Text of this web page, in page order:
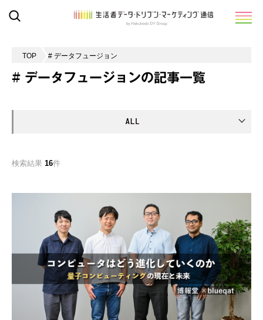
TOP # データフュージョン
# データフュージョンの記事一覧
検索結果 16件